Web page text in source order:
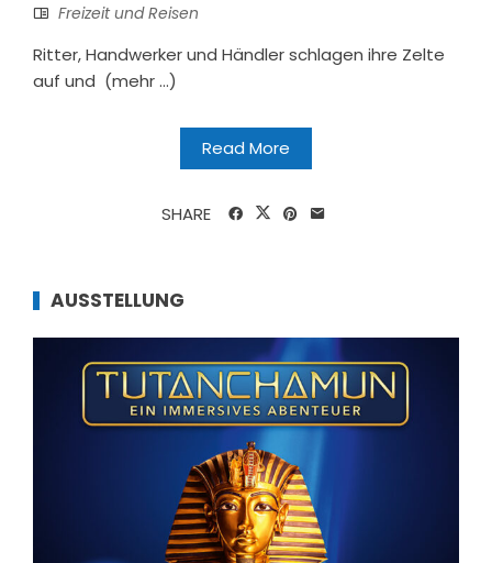
Freizeit und Reisen
Ritter, Handwerker und Händler schlagen ihre Zelte
auf und (mehr …)
Read More
SHARE
AUSSTELLUNG